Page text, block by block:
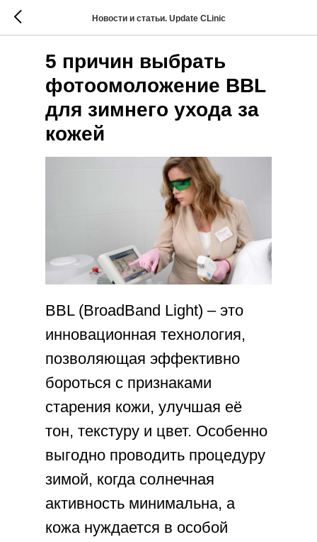
Новости и статьи. Update CLinic
5 причин выбрать
фотоомоложение BBL
для зимнего ухода за
кожей
BBL (BroadBand Light) – это
инновационная технология,
позволяющая эффективно
бороться с признаками
старения кожи, улучшая её
тон, текстуру и цвет. Особенно
выгодно проводить процедуру
зимой, когда солнечная
активность минимальна, а
кожа нуждается в особой